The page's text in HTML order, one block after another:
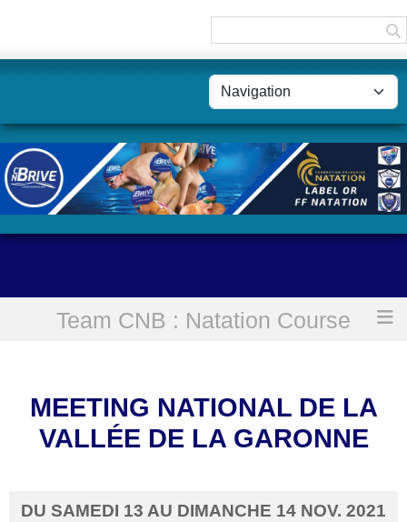
Team CNB : Natation Course
Meeting national de la vallée de la Garonne
MEETING NATIONAL DE LA
VALLÉE DE LA GARONNE
DU SAMEDI 13 AU DIMANCHE 14 NOV. 2021